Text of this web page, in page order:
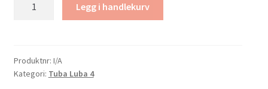
1
antall
Legg i handlekurv
Produktnr: I/A
Kategori: Tuba Luba 4